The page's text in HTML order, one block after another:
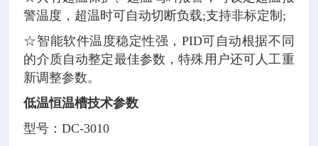
警温度，超温时可自动切断负载;支持非标定制;
☆智能软件温度稳定性强，PID可自动根据不同
的介质自动整定最佳参数，特殊用户还可人工重
新调整参数。
低温恒温槽技术参数
型号：DC-3010